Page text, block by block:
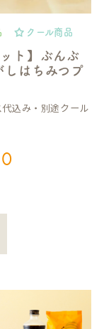
クール商品
ト】ぶんぶ
しはちみつプ
込み・別途クール